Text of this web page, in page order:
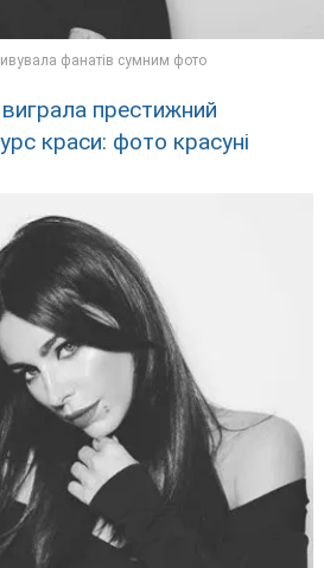
виграла престижний
краси: фото красуні